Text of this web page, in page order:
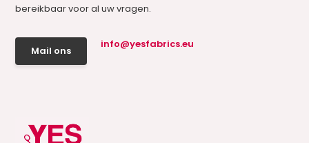
bereikbaar voor al uw vragen.
Mail ons
info@yesfabrics.eu